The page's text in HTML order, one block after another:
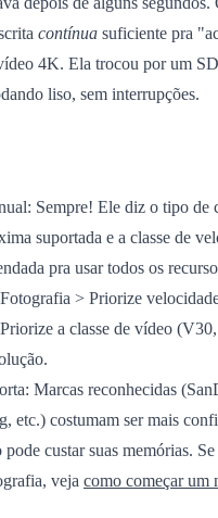
contínua suficiente pra
4K. Ela trocou por um
liso, sem interrupções.
Sempre! Ele diz o tipo de
suportada e a classe de
pra usar todos os
Fotografia > Priorize
a classe de vídeo
Marcas reconhecidas
etc.) costumam ser mais
custar suas memórias.
veja como começar um